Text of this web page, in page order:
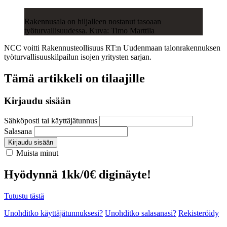
Rakennusala on hiljalleen nostanut tasoaan
työturvallisuudessa. Kuva: Timo Marttila
NCC voitti Rakennusteollisuus RT:n Uudenmaan talonrakennuksen
työturvallisuuskilpailun isojen yritysten sarjan.
Tämä artikkeli on tilaajille
Kirjaudu sisään
Sähköposti tai käyttäjätunnus
Salasana
Kirjaudu sisään
Muista minut
Hyödynnä 1kk/0€ diginäyte!
Tutustu tästä
Unohditko käyttäjätunnuksesi? Unohditko salasanasi? Rekisteröidy